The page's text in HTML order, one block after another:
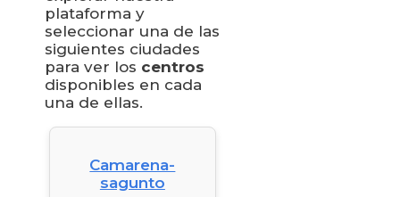
plataforma y
seleccionar una de las
siguientes ciudades
para ver los centros
disponibles en cada
una de ellas.
Camarena-
sagunto